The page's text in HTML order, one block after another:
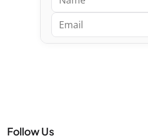
Follow Us